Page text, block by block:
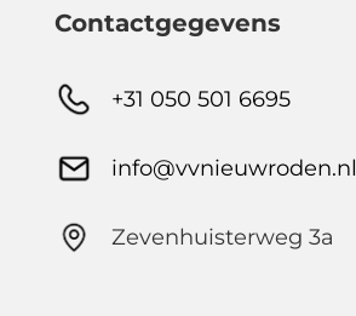
Contactgegevens
+31 050 501 6695
info@vvnieuwroden.nl
Zevenhuisterweg 3a